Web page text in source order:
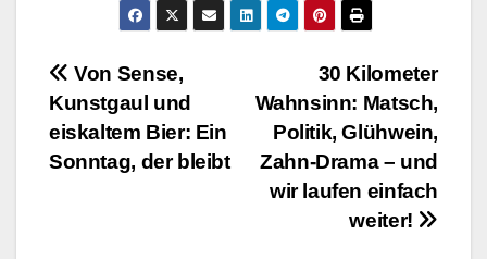
Beitragsnavigation30 Kilometer
Wahnsinn: Matsch,
Politik, Glühwein,
Zahn-Drama – und
wir laufen einfach
weiter!
Von Sense,
Kunstgaul und
eiskaltem Bier: Ein
Sonntag, der bleibt